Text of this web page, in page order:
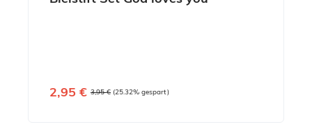
Verkaufspreis:
2,95 € Regulärer Preis:
3,95 € (25.32% gespart)